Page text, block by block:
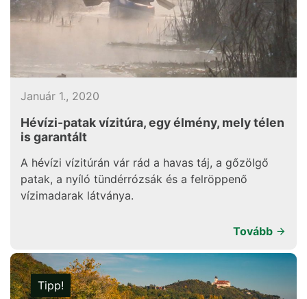
Január 1., 2020
Hévízi-patak vízitúra, egy élmény, mely télen
is garantált
A hévízi vízitúrán vár rád a havas táj, a gőzölgő
patak, a nyíló tündérrózsák és a felröppenő
vízimadarak látványa.
Tovább
Tipp!